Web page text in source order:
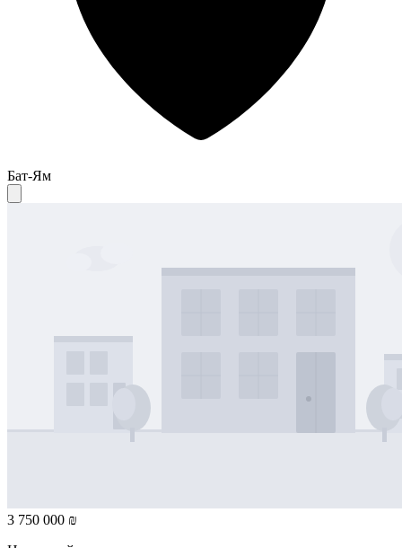
Бат-Ям
3 750 000 ₪